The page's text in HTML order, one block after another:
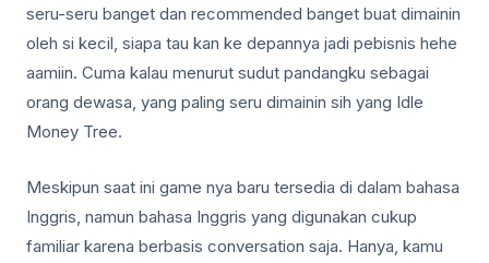
seru-seru banget dan recommended banget buat dimainin
oleh si kecil, siapa tau kan ke depannya jadi pebisnis hehe
aamiin. Cuma kalau menurut sudut pandangku sebagai
orang dewasa, yang paling seru dimainin sih yang Idle
Money Tree.
Meskipun saat ini game nya baru tersedia di dalam bahasa
Inggris, namun bahasa Inggris yang digunakan cukup
familiar karena berbasis conversation saja. Hanya, kamu